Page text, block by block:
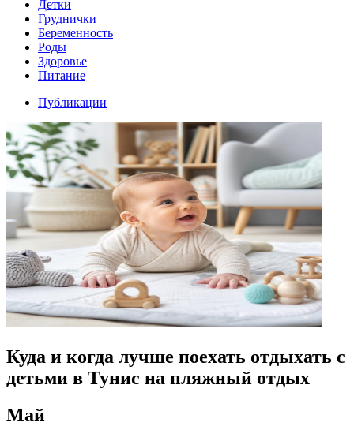
Детки
Груднички
Беременность
Роды
Здоровье
Питание
Публикации
Куда и когда лучше поехать отдыхать с
детьми в Тунис на пляжный отдых
Май